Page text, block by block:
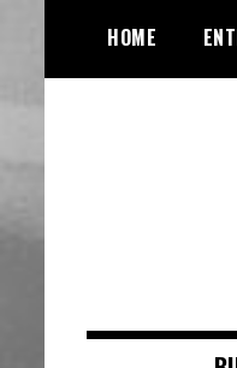
content
HOME
crónicas